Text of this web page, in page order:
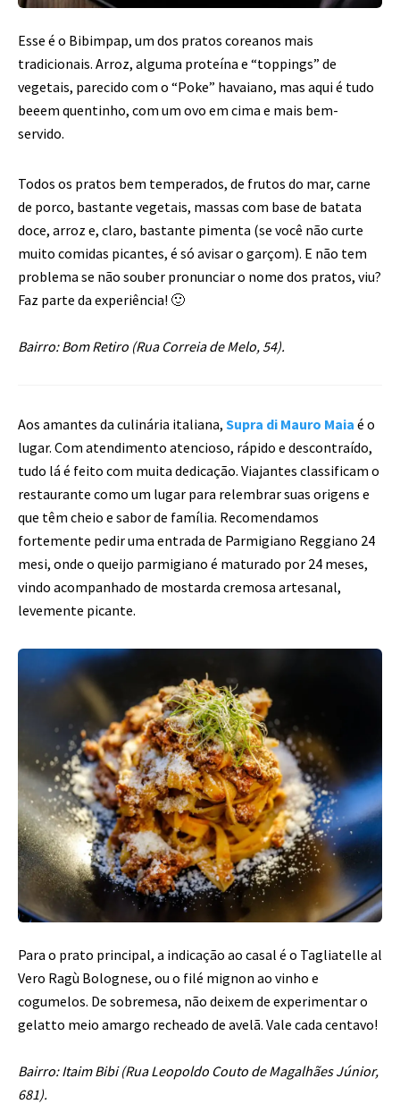
Esse é o Bibimpap, um dos pratos coreanos mais
tradicionais. Arroz, alguma proteína e “toppings” de
vegetais, parecido com o “Poke” havaiano, mas aqui é tudo
beeem quentinho, com um ovo em cima e mais bem-
servido.
Todos os pratos bem temperados, de frutos do mar, carne
de porco, bastante vegetais, massas com base de batata
doce, arroz e, claro, bastante pimenta (se você não curte
muito comidas picantes, é só avisar o garçom). E não tem
problema se não souber pronunciar o nome dos pratos, viu?
Faz parte da experiência! 🙂
Bairro: Bom Retiro (Rua Correia de Melo, 54).
Aos amantes da culinária italiana, Supra di Mauro Maia é o
lugar. Com atendimento atencioso, rápido e descontraído,
tudo lá é feito com muita dedicação. Viajantes classificam o
restaurante como um lugar para relembrar suas origens e
que têm cheio e sabor de família. Recomendamos
fortemente pedir uma entrada de Parmigiano Reggiano 24
mesi, onde o queijo parmigiano é maturado por 24 meses,
vindo acompanhado de mostarda cremosa artesanal,
levemente picante.
Para o prato principal, a indicação ao casal é o Tagliatelle al
Vero Ragù Bolognese, ou o filé mignon ao vinho e
cogumelos. De sobremesa, não deixem de experimentar o
gelatto meio amargo recheado de avelã. Vale cada centavo!
Bairro: Itaim Bibi (Rua Leopoldo Couto de Magalhães Júnior,
681).